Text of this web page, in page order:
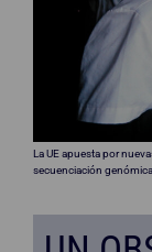
La UE apuesta por
secuenciación